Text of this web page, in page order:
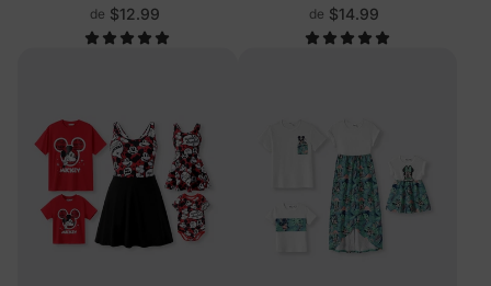
Mickey y sus amigos
multicolor
de $12.99
vestidos de mezclilla
de $14.99